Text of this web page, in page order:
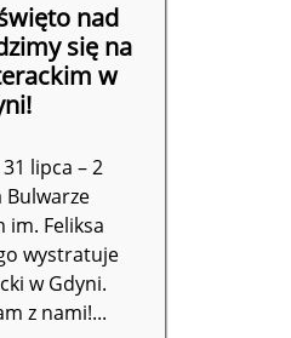
nad
się na
w
lipca – 2
im. Feliksa
wystratuje
w Gdyni.
z nami!...